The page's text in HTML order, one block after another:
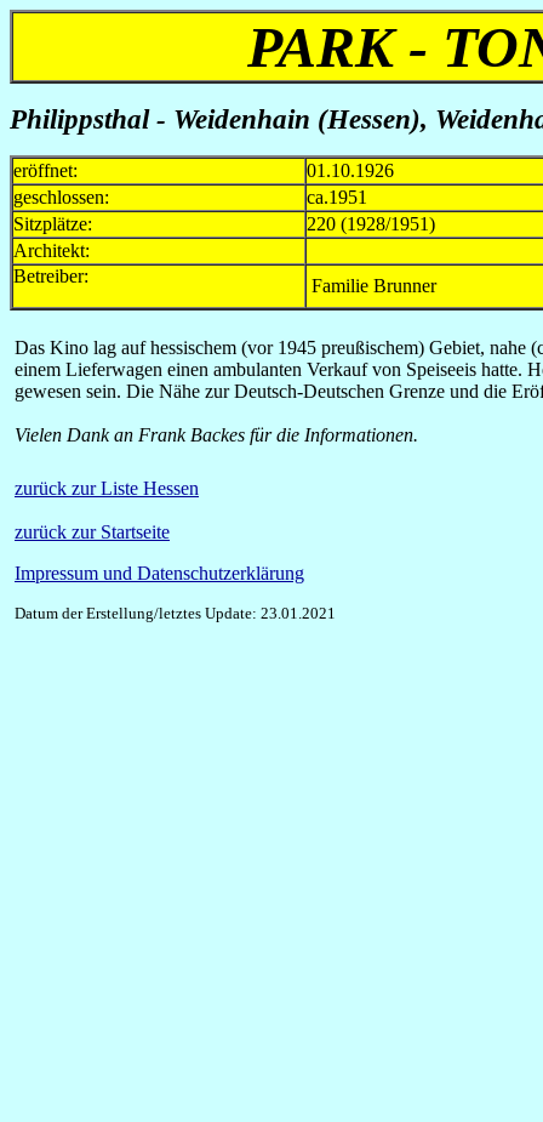
PARK -
Philippsthal - Weidenhain (Hessen),
eröffnet:
01.10.1926
geschlossen:
ca.1951
Sitzplätze:
220 (1928/1951)
Architekt:
Betreiber:
Familie Brunner
Das Kino lag auf hessischem (vor 1945 preußischem) Gebiet, nahe
einem Lieferwagen einen ambulanten Verkauf von Speiseeis
gewesen sein. Die Nähe zur Deutsch-Deutschen Grenze und die
Vielen Dank an Frank Backes für die Informationen.
zurück zur Liste Hessen
zurück zur Startseite
Impressum und Datenschutzerklärung
Datum der Erstellung/letztes Update: 23.01.2021